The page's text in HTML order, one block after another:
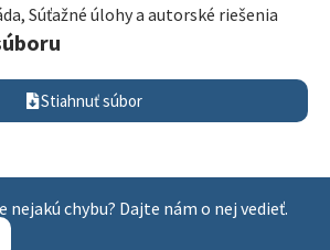
, Súťažné úlohy a autorské riešenia
Stiahnuť súbor
nejakú chybu? Dajte nám o nej vedieť.